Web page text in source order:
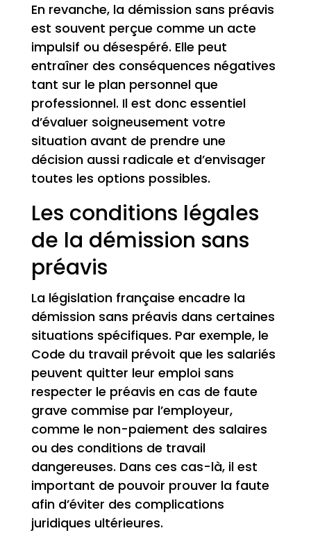
En revanche, la démission sans préavis
est souvent perçue comme un acte
impulsif ou désespéré. Elle peut
entraîner des conséquences négatives
tant sur le plan personnel que
professionnel. Il est donc essentiel
d’évaluer soigneusement votre
situation avant de prendre une
décision aussi radicale et d’envisager
toutes les options possibles.
Les conditions légales
de la démission sans
préavis
La législation française encadre la
démission sans préavis dans certaines
situations spécifiques. Par exemple, le
Code du travail prévoit que les salariés
peuvent quitter leur emploi sans
respecter le préavis en cas de faute
grave commise par l’employeur,
comme le non-paiement des salaires
ou des conditions de travail
dangereuses. Dans ces cas-là, il est
important de pouvoir prouver la faute
afin d’éviter des complications
juridiques ultérieures.